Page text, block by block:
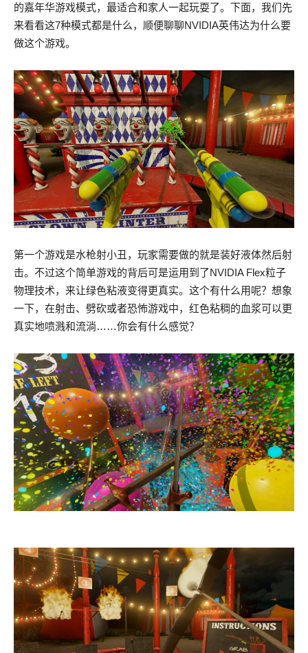
的嘉年华游戏模式，最适合和家人一起玩耍了。下面，我们先
来看看这7种模式都是什么，顺便聊聊NVIDIA英伟达为什么要
做这个游戏。
第一个游戏是水枪射小丑，玩家需要做的就是装好液体然后射
击。不过这个简单游戏的背后可是运用到了NVIDIA Flex粒子
物理技术，来让绿色粘液变得更真实。这个有什么用呢？想象
一下，在射击、劈砍或者恐怖游戏中，红色粘稠的血浆可以更
真实地喷溅和流淌……你会有什么感觉？